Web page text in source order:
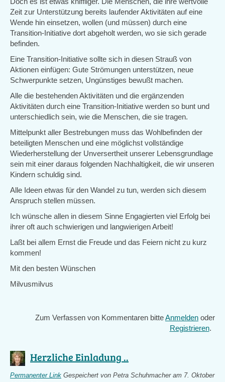
Zeit zur Unterstützung bereits laufender Aktivitäten auf eine
Wende hin einsetzen, wollen (und müssen) durch eine
Transition-Initiative dort abgeholt werden, wo sie sich gerade
befinden.
Eine Transition-Initiative sollte sich in diesen Strauß von
Aktionen einfügen: Gute Strömungen unterstützen, neue
Schwerpunkte setzen, Ungünstiges bewußt machen.
Alle die bestehenden Aktivitäten und die ergänzenden
Aktivitäten durch eine Transition-Initiative werden so bunt und
unterschiedlich sein, wie die Menschen, die sie tragen.
Mittelpunkt aller Bestrebungen muss das Wohlbefinden der
beteiligten Menschen und eine möglichst vollständige
Wiederherstellung der Unversertheit unserer Lebensgrundlage
sein mit einer daraus folgenden Nachhaltigkeit, die wir unseren
Kindern schuldig sind.
Alle Ideen etwas für den Wandel zu tun, werden sich diesem
Anspruch stellen müssen.
Ich wünsche allen in diesem Sinne Engagierten viel Erfolg bei
ihrer oft auch schwierigen und langwierigen Arbeit!
Laßt bei allem Ernst die Freude und das Feiern nicht zu kurz
kommen!
Mit den besten Wünschen
Milvusmilvus
Zum Verfassen von Kommentaren bitteAnmelden oder
Registrieren.
Herzliche Einladung ..
Permanenter Link Gespeichert von Petra Schuhmacheram 7. Oktober